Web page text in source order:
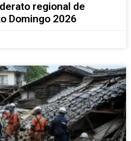
regional de
Domingo 2026